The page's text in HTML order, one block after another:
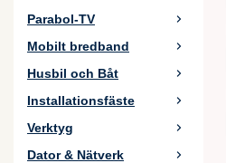
Parabol-TV
Mobilt bredband
Husbil och Båt
Installationsfäste
Verktyg
Dator & Nätverk